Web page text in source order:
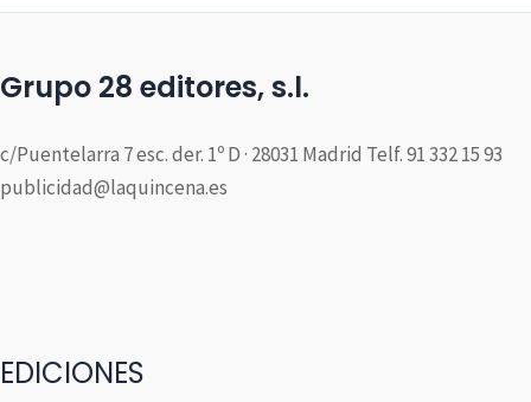
Grupo 28 editores, s.l.
c/Puentelarra 7 esc. der. 1º D · 28031 Madrid Telf. 91 332 15 93
publicidad@laquincena.es
EDICIONES